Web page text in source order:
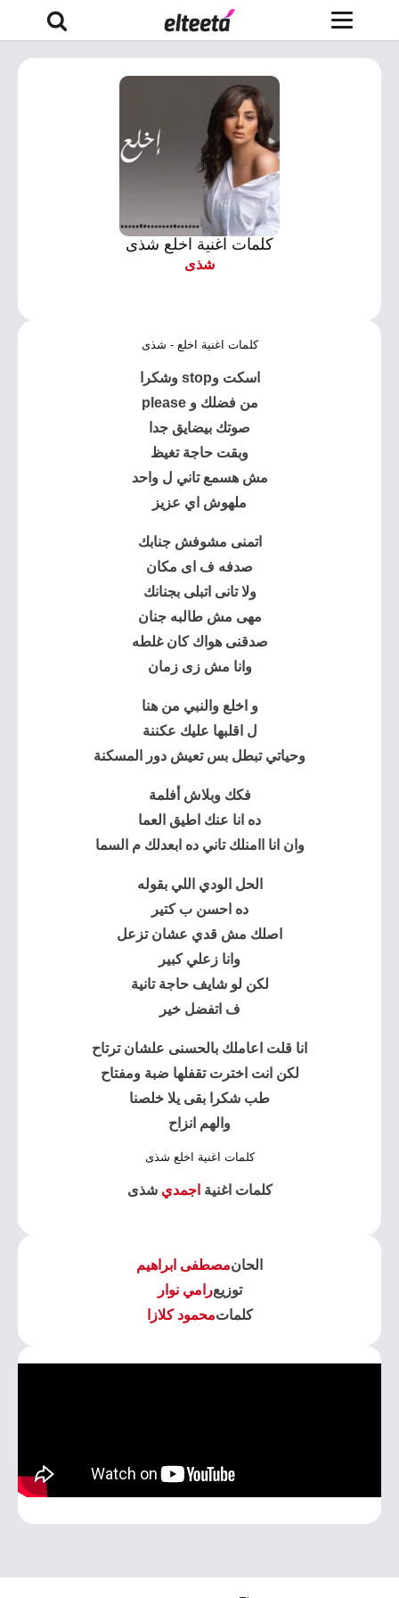
كلمات اغنية اخلع شذى
شذى
كلمات اغنية اخلع - شذى
اسكت وstop وشكرا
من فضلك و please
صوتك بيضايق جدا
وبقت حاجة تغيظ
مش هسمع تاني ل واحد
ملهوش اي عزيز
اتمنى مشوفش جنابك
صدفه ف اى مكان
ولا تانى اتبلى بجنانك
مهى مش طالبه جنان
صدقنى هواك كان غلطه
وانا مش زى زمان
و اخلع والنبي من هنا
ل اقلبها عليك عكننة
وحياتي تبطل بس تعيش دور المسكنة
فكك وبلاش أفلمة
ده انا عنك اطيق العما
وان انا اامنلك تاني ده ابعدلك م السما
الحل الودي اللي بقوله
ده احسن ب كتير
اصلك مش قدي عشان تزعل
وانا زعلي كبير
لكن لو شايف حاجة تانية
ف اتفضل خير
انا قلت اعاملك بالحسنى علشان ترتاح
لكن انت اخترت تقفلها ضبة ومفتاح
طب شكرا بقى يلا خلصنا
والهم انزاح
كلمات اغنية اخلع شذى
كلمات اغنية اجمدي شذى
الحانمصطفى ابراهيم
توزيعرامي نوار
كلماتمحمود كلازا